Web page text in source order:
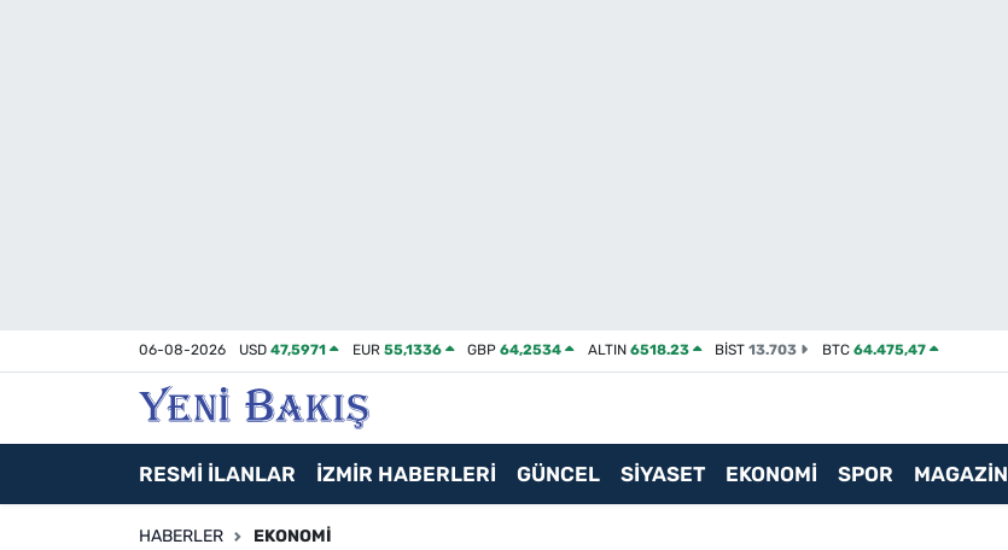
06-08-2026 USD47,5971 EUR 55,1336 GBP64,2534 ALTIN 6518.23 BİST13.703 BTC 64.475,47
RESMİ İLANLAR İZMİR HABERLERİ GÜNCEL SİYASET EKONOMİ SPOR MAGAZİN
HABERLER EKONOMI
Asayiş / Polis-Adliye
Magazin